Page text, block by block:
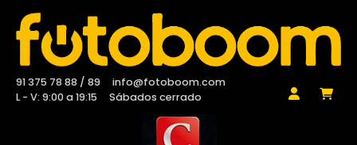
91 375 78 88 / 89
info@fotoboom.com
L - V: 9:00 a 19:15
Sábados cerrado